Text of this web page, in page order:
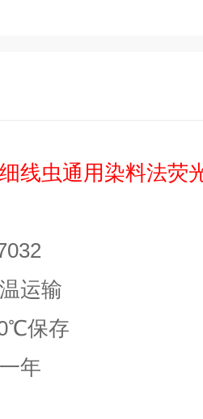
线虫通用染料法荧
运输
℃保存
年